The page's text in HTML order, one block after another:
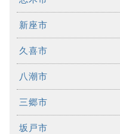
新座市
久喜市
八潮市
三郷市
坂戸市